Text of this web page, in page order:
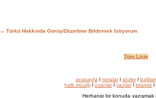
→ Türkü Hakkında Görüş/Düzeltme Bildirmek İstiyorum
Tüm Liste
anasayfa l notalarl sözlerl
halk müziği l ozanlarl yazılarl kitaplık l
Herhangi bir konuda yazışmak